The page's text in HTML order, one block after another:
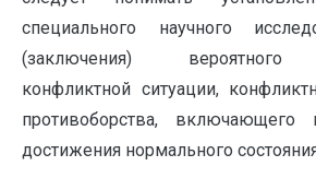
специального научного
(заключения) вероятного
конфликтной ситуации,
противоборства,
достижения нормального